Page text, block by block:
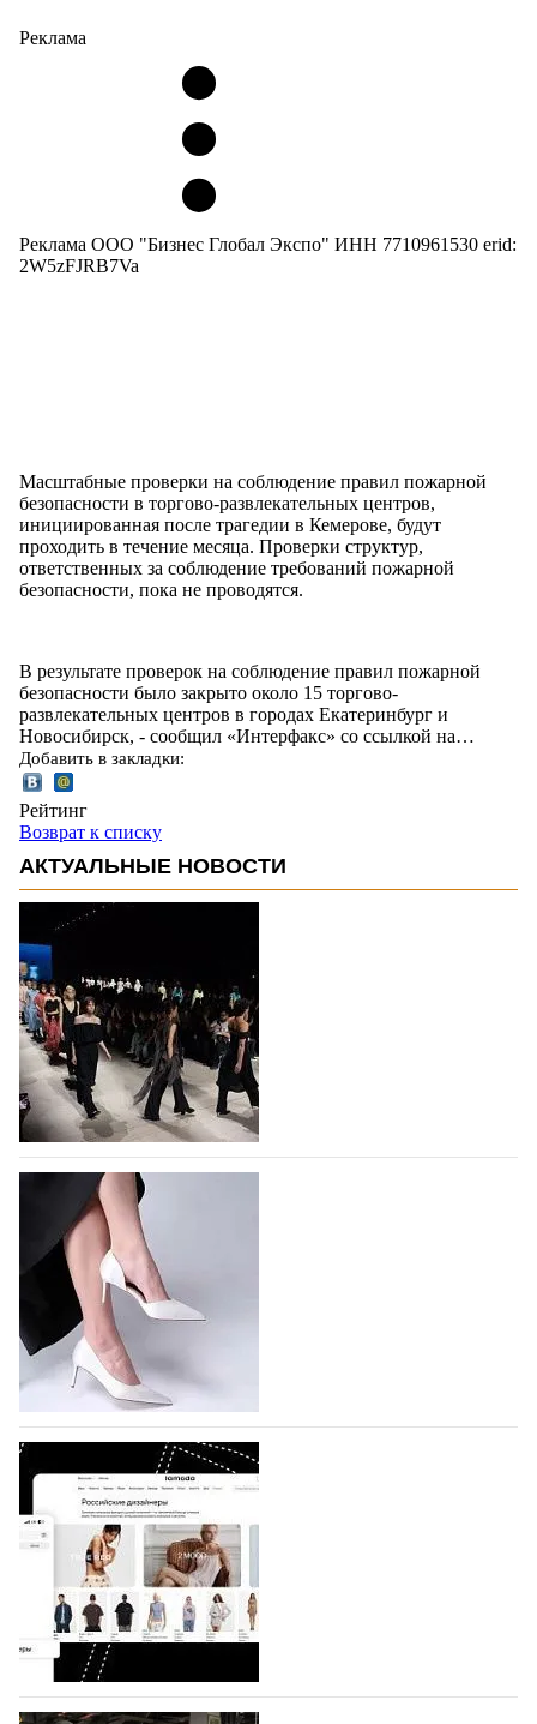
Реклама
Реклама ООО "Бизнес Глобал Экспо" ИНН 7710961530 erid:
2W5zFJRB7Va
Масштабные проверки на соблюдение правил пожарной
безопасности в торгово-развлекательных центров,
инициированная после трагедии в Кемерове, будут
проходить в течение месяца. Проверки структур,
ответственных за соблюдение требований пожарной
безопасности, пока не проводятся.
В результате проверок на соблюдение правил пожарной
безопасности было закрыто около 15 торгово-
развлекательных центров в городах Екатеринбург и
Новосибирск, - сообщил «Интерфакс» со ссылкой на…
Добавить в закладки:
Рейтинг
Возврат к списку
АКТУАЛЬНЫЕ НОВОСТИ
На участие в Московской неделе моды
подано 1047 заявок
На участие в седьмой Московской неделе моды,
которая пройдет в российской столице с 26 сентября
по 1 октября, уже подано 1047 заявок. Примерно
половину из них (494) прислали дизайнеры,
коллекции которых не были представлены в…
07.08.2026 434
BALLINA представит свои новинки на Euro
Shoes
Компания BALLINA Guangzhou Lihuang Footwear
Co., Ltd., основанная в 2011 году и расположенная в
Гуанчжоу, столице моды Китая, является
профессиональной обувной компанией,
объединяющей разработку, производство и…
07.08.2026 313